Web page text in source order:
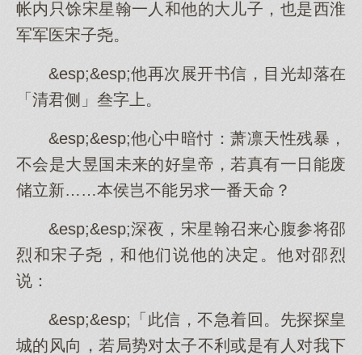
帐内只馀宋星翰一人和他的大儿子，也是西淮
军军医宋子尧。
&esp;&esp;他再次展开书信，目光却落在
「清君侧」叁字上。
&esp;&esp;他心中暗忖：萧凛天性残暴，
不会是大昱国未来的好皇帝，若真有一日能废
储立新……本侯岂不能另求一番天命？
&esp;&esp;深夜，宋星翰召来心腹参将邵
烈和宋子尧，和他们说他的决定。他对邵烈
说：
&esp;&esp;「此信，不急着回。先探探皇
城的风向，若局势对太子不利或是有人对我下